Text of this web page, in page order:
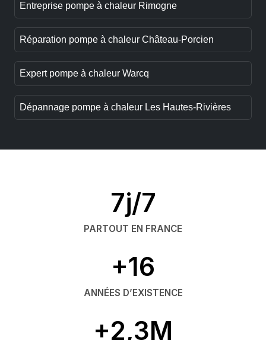
Entreprise pompe à chaleur Rimogne
Réparation pompe à chaleur Château-Porcien
Expert pompe à chaleur Warcq
Dépannage pompe à chaleur Les Hautes-Rivières
7j/7
PARTOUT EN FRANCE
+16
ANNÉES D’EXISTENCE
+2,3M